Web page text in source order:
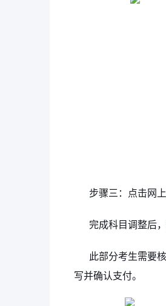
步骤三：点击网
完成科目调整后
此部分考生需要
写并确认支付。